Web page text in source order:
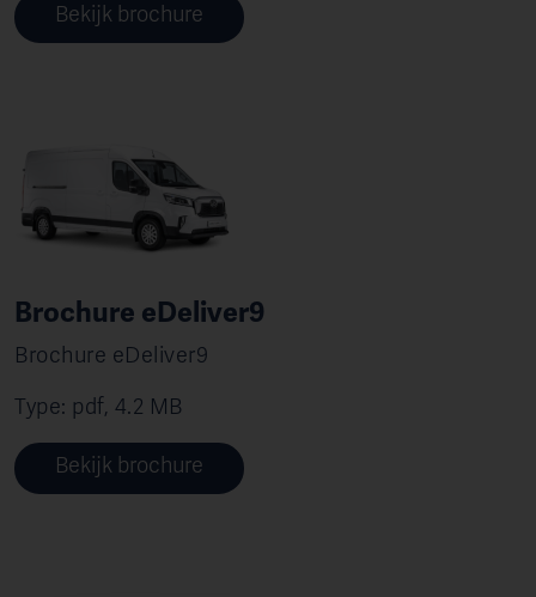
Bekijk brochure
Brochure eDeliver9
Brochure eDeliver9
Type: pdf, 4.2 MB
Bekijk brochure